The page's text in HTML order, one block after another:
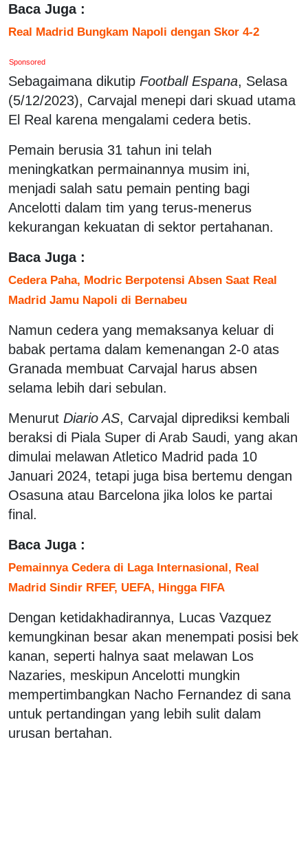
Baca Juga :
Real Madrid Bungkam Napoli dengan Skor 4-2
Sponsored
Sebagaimana dikutip Football Espana, Selasa
(5/12/2023), Carvajal menepi dari skuad utama
El Real karena mengalami cedera betis.
Pemain berusia 31 tahun ini telah
meningkatkan permainannya musim ini,
menjadi salah satu pemain penting bagi
Ancelotti dalam tim yang terus-menerus
kekurangan kekuatan di sektor pertahanan.
Baca Juga :
Cedera Paha, Modric Berpotensi Absen Saat Real
Madrid Jamu Napoli di Bernabeu
Namun cedera yang memaksanya keluar di
babak pertama dalam kemenangan 2-0 atas
Granada membuat Carvajal harus absen
selama lebih dari sebulan.
Menurut Diario AS, Carvajal diprediksi kembali
beraksi di Piala Super di Arab Saudi, yang akan
dimulai melawan Atletico Madrid pada 10
Januari 2024, tetapi juga bisa bertemu dengan
Osasuna atau Barcelona jika lolos ke partai
final.
Baca Juga :
Pemainnya Cedera di Laga Internasional, Real
Madrid Sindir RFEF, UEFA, Hingga FIFA
Dengan ketidakhadirannya, Lucas Vazquez
kemungkinan besar akan menempati posisi bek
kanan, seperti halnya saat melawan Los
Nazaries, meskipun Ancelotti mungkin
mempertimbangkan Nacho Fernandez di sana
untuk pertandingan yang lebih sulit dalam
urusan bertahan.